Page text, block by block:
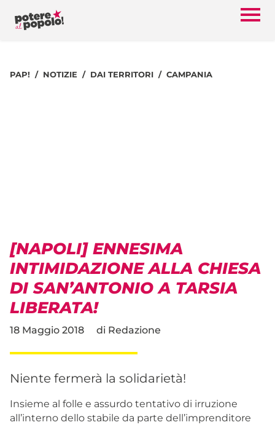
PAP! NOTIZIE DAI TERRITORI CAMPANIA
[NAPOLI] ENNESIMA
INTIMIDAZIONE ALLA CHIESA
DI SAN’ANTONIO A TARSIA
LIBERATA!
18 Maggio 2018 di Redazione
Niente fermerà la solidarietà!
Insieme al folle e assurdo tentativo di irruzione
all’interno dello stabile da parte dell’imprenditore